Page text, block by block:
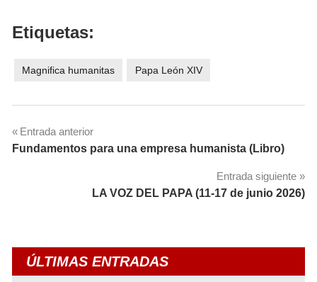
Etiquetas:
Magnifica humanitas Papa León XIV
Navegación
entradas
Entrada anterior
Fundamentos para una empresa humanista (Libro)
Entrada siguiente
LA VOZ DEL PAPA (11-17 de junio 2026)
ÚLTIMAS ENTRADAS